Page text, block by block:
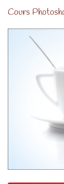
Cours